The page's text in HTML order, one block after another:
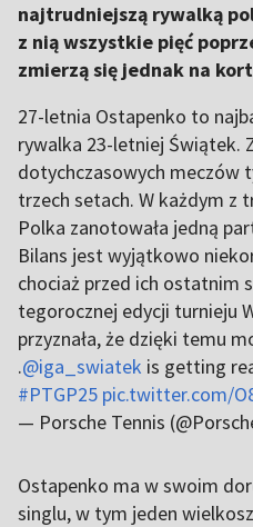
najtrudniejszą rywalką
z nią wszystkie pięć
zmierzą się jednak na
27-letnia Ostapenko to
rywalka 23-letniej Świątek.
dotychczasowych meczów
trzech setach. W każdym z
Polka zanotowała jedną
Bilans jest wyjątkowo
chociaż przed ich ostatnim
tegorocznej edycji turnieju
przyznała, że dzięki temu
.@iga_swiatek is getting
#PTGP25 pic.twitter.com/
— Porsche Tennis
Ostapenko ma w swoim
singlu, w tym jeden